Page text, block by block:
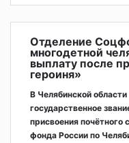
Отделение
многодетной
выплату после
героиня»
В Челябинской
государственное
присвоения почётного
фонда России по